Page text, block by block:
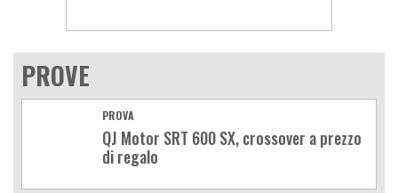
PROVE
PROVA
QJ Motor SRT 600 SX, crossover a prezzo
di regalo